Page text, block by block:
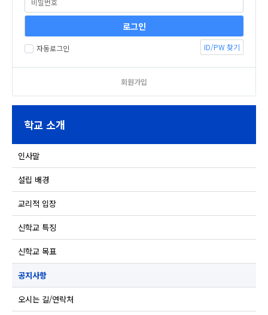
자동로그인 ID/PW 찾기
회원가입
학교 소개
인사말
설립 배경
교리적 입장
신학교 특징
신학교 목표
공지사항
오시는 길/연락처